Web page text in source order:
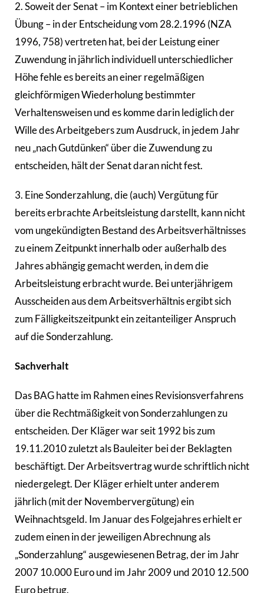
2. Soweit der Senat – im Kontext einer betrieblichen
Übung – in der Entscheidung vom 28.2.1996 (NZA
1996, 758) vertreten hat, bei der Leistung einer
Zuwendung in jährlich individuell unterschiedlicher
Höhe fehle es bereits an einer regelmäßigen
gleichförmigen Wiederholung bestimmter
Verhaltensweisen und es komme darin lediglich der
Wille des Arbeitgebers zum Ausdruck, in jedem Jahr
neu „nach Gutdünken“ über die Zuwendung zu
entscheiden, hält der Senat daran nicht fest.
3. Eine Sonderzahlung, die (auch) Vergütung für
bereits erbrachte Arbeitsleistung darstellt, kann nicht
vom ungekündigten Bestand des Arbeitsverhältnisses
zu einem Zeitpunkt innerhalb oder außerhalb des
Jahres abhängig gemacht werden, in dem die
Arbeitsleistung erbracht wurde. Bei unterjährigem
Ausscheiden aus dem Arbeitsverhältnis ergibt sich
zum Fälligkeitszeitpunkt ein zeitanteiliger Anspruch
auf die Sonderzahlung.
Sachverhalt
Das BAG hatte im Rahmen eines Revisionsverfahrens
über die Rechtmäßigkeit von Sonderzahlungen zu
entscheiden. Der Kläger war seit 1992 bis zum
19.11.2010 zuletzt als Bauleiter bei der Beklagten
beschäftigt. Der Arbeitsvertrag wurde schriftlich nicht
niedergelegt. Der Kläger erhielt unter anderem
jährlich (mit der Novembervergütung) ein
Weihnachtsgeld. Im Januar des Folgejahres erhielt er
zudem einen in der jeweiligen Abrechnung als
„Sonderzahlung“ ausgewiesenen Betrag, der im Jahr
2007 10.000 Euro und im Jahr 2009 und 2010 12.500
Euro betrug.